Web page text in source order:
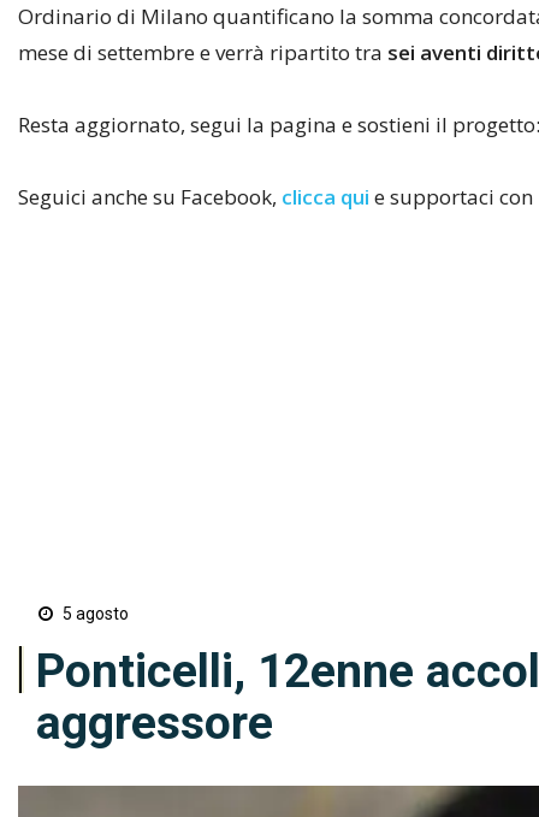
Ordinario di Milano quantificano la somma
mese di settembre e verrà ripartito tra sei aventi
Resta aggiornato, segui la pagina e sostieni il
Seguici anche su Facebook, clicca qui e supportaci con
5 agosto
Ponticelli, 12enne
aggressore